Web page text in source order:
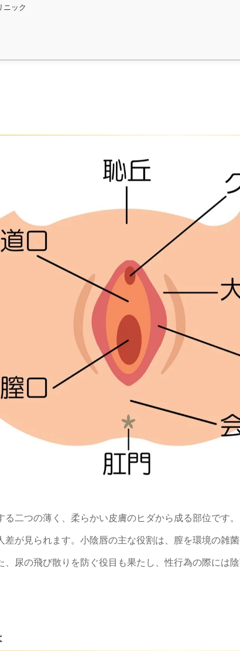
ニック
る二つの薄く、柔らかい皮膚のヒダから成る部位です
差が見られます。小陰唇の主な役割は、膣を環境の雑
、尿の飛び散りを防ぐ役目も果たし、性行為の際には